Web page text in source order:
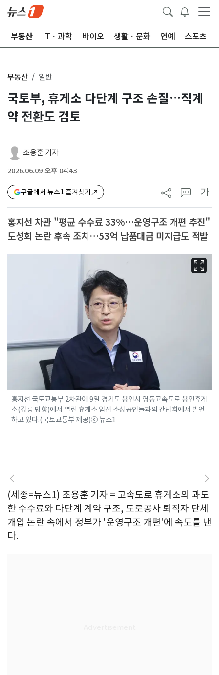
부동산 ITㆍ과학 바이오 생활ㆍ문화 연예 스포츠
부동산 일반
국토부, 휴게소 다단계 구조 손질…직계
약 전환도 검토
조용훈 기자
2026.06.09 오후 04:43
구글에서 뉴스1 즐겨찾기 가
홍지선 차관 "평균 수수료 33%…운영구조 개편 추진"
도성회 논란 후속 조치…53억 납품대금 미지급도 적발
홍지선 국토교통부 2차관이 9일 경기도 용인시 영동고속도로 용인휴게
소(강릉 방향)에서 열린 휴게소 입점 소상공인들과의 간담회에서 발언
하고 있다.(국토교통부 제공)ⓒ 뉴스1
(세종=뉴스1) 조용훈 기자 = 고속도로 휴게소의 과도
한 수수료와 다단계 계약 구조, 도로공사 퇴직자 단체
개입 논란 속에서 정부가 '운영구조 개편'에 속도를 낸
다.